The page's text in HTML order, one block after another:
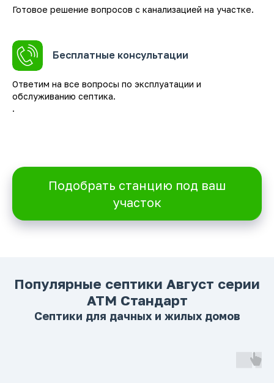
Готовое решение вопросов с канализацией на участке.
Бесплатные консультации
Ответим на все вопросы по эксплуатации и
обслуживанию септика.
.
Подобрать станцию под ваш
участок
Популярные септики Август серии
АТМ Стандарт
Септики для дачных и жилых домов